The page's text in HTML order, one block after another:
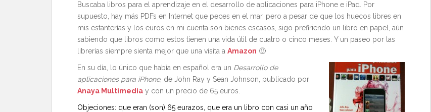
Buscaba libros para el aprendizaje en el desarrollo de aplicaciones para iPhone e iPad. Por
supuesto, hay más PDFs en Internet que peces en el mar, pero a pesar de que los huecos libres en
mis estanterías y los euros en mi cuenta son bienes escasos, sigo prefiriendo un libro en papel, aún
sabiendo que libros como estos tienen una vida útil de cuatro o cinco meses. Y un paseo por las
librerías siempre sienta mejor que una visita a Amazon 🙂
En su día, lo único que había en español era un Desarrollo de
aplicaciones para iPhone, de John Ray y Sean Johnson, publicado por
Anaya Multimedia y con un precio de 65 euros.
Objeciones: que eran (son) 65 eurazos, que era un libro con casi un año